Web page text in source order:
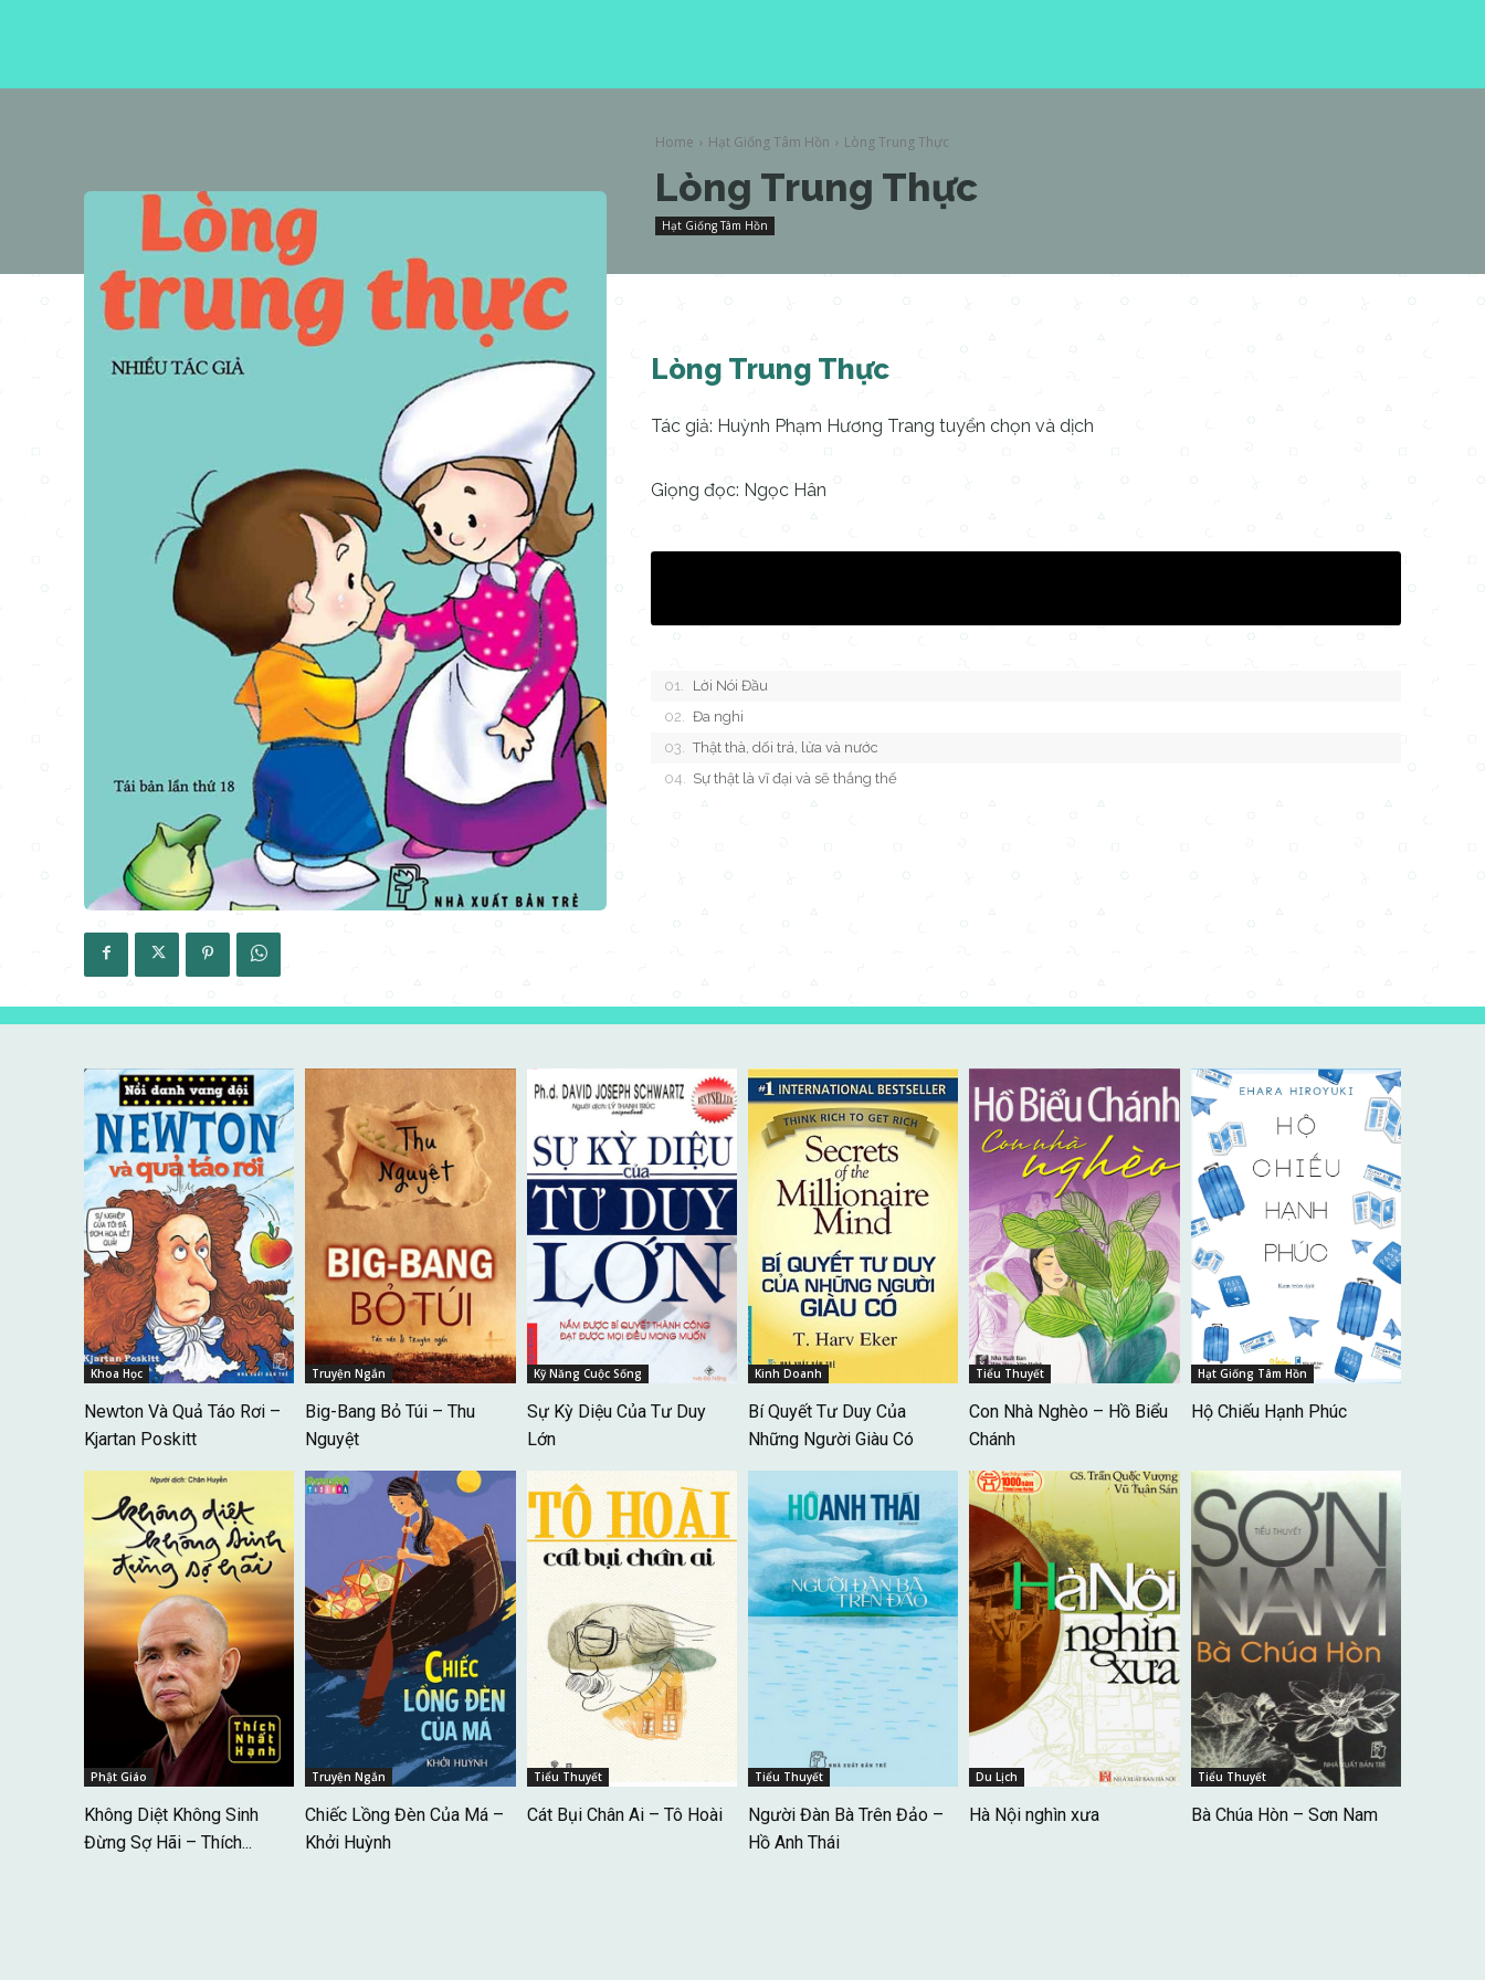
Home Hạt Giống Tâm Hồn Lòng Trung Thực
Lòng Trung Thực
Hạt Giống Tâm Hồn
Lòng Trung Thực
Tác giả: Huỳnh Phạm Hương Trang tuyển chọn và dịch
Giọng đọc: Ngọc Hân
Lời Nói Đầu
Đa nghi
Thật thà, dối trá, lửa và nước
Sự thật là vĩ đại và sẽ thắng thế
Khoa Học
Newton Và Quả Táo Rơi –
Kjartan Poskitt
Truyện Ngắn
Big-Bang Bỏ Túi – Thu
Nguyệt
Kỹ Năng Cuộc Sống
Sự Kỳ Diệu Của Tư Duy
Lớn
Kinh Doanh
Bí Quyết Tư Duy Của
Những Người Giàu Có
Tiểu Thuyết
Con Nhà Nghèo – Hồ Biểu
Chánh
Hạt Giống Tâm Hồn
Hộ Chiếu Hạnh Phúc
Phật Giáo
Không Diệt Không Sinh
Đừng Sợ Hãi – Thích...
Truyện Ngắn
Chiếc Lồng Đèn Của Má –
Khởi Huỳnh
Tiểu Thuyết
Cát Bụi Chân Ai – Tô Hoài
Tiểu Thuyết
Người Đàn Bà Trên Đảo –
Hồ Anh Thái
Du Lịch
Hà Nội nghìn xưa
Tiểu Thuyết
Bà Chúa Hòn – Sơn Nam